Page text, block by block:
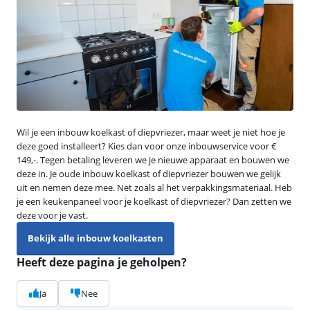
Wil je een inbouw koelkast of diepvriezer, maar weet je niet hoe je
deze goed installeert? Kies dan voor onze inbouwservice voor €
149,-. Tegen betaling leveren we je nieuwe apparaat en bouwen we
deze in. Je oude inbouw koelkast of diepvriezer bouwen we gelijk
uit en nemen deze mee. Net zoals al het verpakkingsmateriaal. Heb
je een keukenpaneel voor je koelkast of diepvriezer? Dan zetten we
deze voor je vast.
Bekijk alle inbouw koelkasten
Heeft deze pagina je geholpen?
Ja Nee